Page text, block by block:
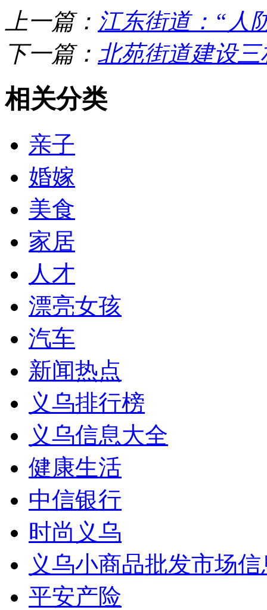
上一篇： 江东街道：“人
下一篇： 北苑街道建设
相关分类
亲子
婚嫁
美食
家居
人才
漂亮女孩
汽车
新闻热点
义乌排行榜
义乌信息大全
健康生活
中信银行
时尚义乌
义乌小商品批发市场
平安产险